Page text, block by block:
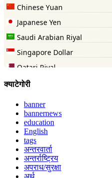
क्याटेगोरी
banner
bannernews
education
English
tags
अन्तरवार्ता
अन्तर्राष्ट्रिय
अपराध/सुरक्षा
अर्थ